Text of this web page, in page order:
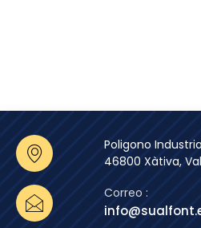
Poligono
46800 Xàtiva,
Correo :